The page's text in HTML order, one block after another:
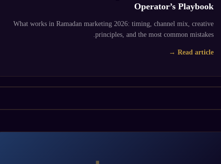
Operator’s Playbook
What works in Ramadan marketing 2026: timing, channel mix, creative
principles, and the most common mistakes.
Read article →